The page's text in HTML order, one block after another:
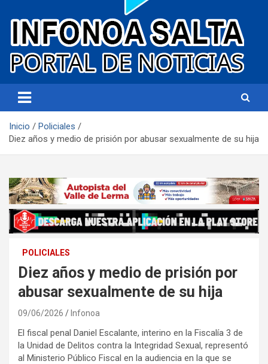
Infonoa Salta
Inicio
Policiales
Diez años y medio de prisión por abusar sexualmente de su hija
POLICIALES
Diez años y medio de prisión por
abusar sexualmente de su hija
09/06/2026 Infonoa
El fiscal penal Daniel Escalante, interino en la Fiscalía 3 de
la Unidad de Delitos contra la Integridad Sexual, representó
al Ministerio Público Fiscal en la audiencia en la que se